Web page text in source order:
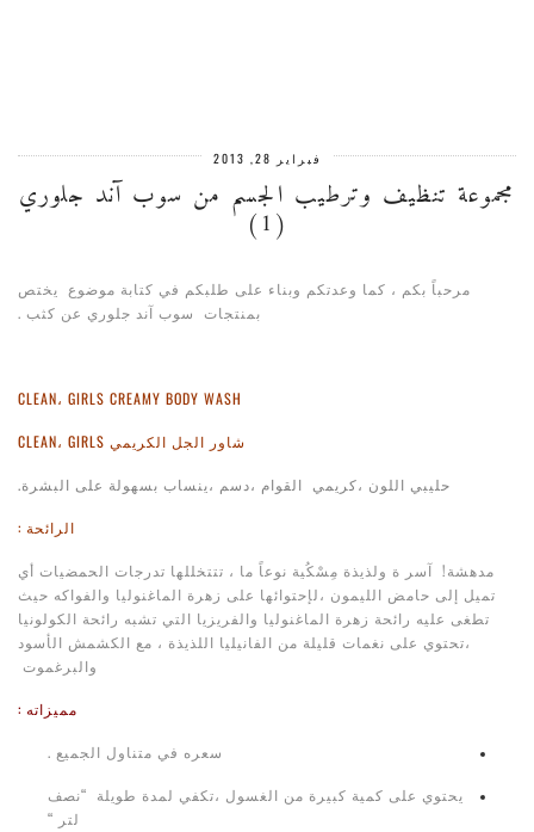
فبراير 28, 2013
مجموعة تنظيف وترطيب الجسم من سوب آند جلوري
(1)
مرحباً بكم ، كما وعدتكم وبناء على طلبكم في كتابة موضوع يختص
بمنتجات سوب آند جلوري عن كثب .
CLEAN، GIRLS CREAMY BODY WASH
شاور الجل الكريمي CLEAN، GIRLS
حليبي اللون ،كريمي القوام ،دسم ،ينساب بسهولة على البشرة.
الرائحة :
مدهشة! آسر ة ولذيذة مِسْكُية نوعاً ما ، تتتخللها تدرجات الحمضيات أي
تميل إلى حامض الليمون ،لإحتوائها على زهرة الماغنوليا والفواكه حيث
تطغى عليه رائحة زهرة الماغنوليا والفريزيا التي تشبه رائحة الكولونيا
،تحتوي على نغمات قليلة من الفانيليا اللذيذة ، مع الكشمش الأسود
والبرغموت
مميزاته :
سعره في متناول الجميع .
يحتوي على كمية كبيرة من الغسول ،تكفي لمدة طويلة “نصف
لتر “